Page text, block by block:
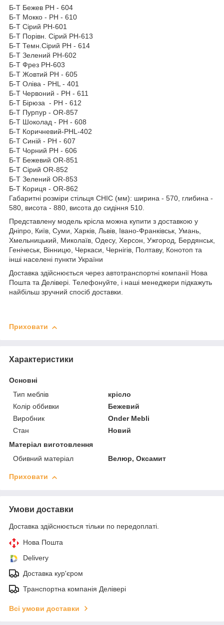
Б-Т Бежев PH - 604
Б-Т Mокко - PH - 610
Б-Т Сірий PH-601
Б-Т Порівн. Сірий PH-613
Б-Т Темн.Сірий PH - 614
Б-Т Зелений PH-602
Б-Т Фрез PH-603
Б-Т Жовтий PH - 605
Б-Т Оліва - PHL - 401
Б-Т Червоний - PH - 611
Б-Т Бірюза - PH - 612
Б-Т Пурпур - OR-857
Б-Т Шоколад - PH - 608
Б-Т Коричневий-PHL-402
Б-Т Синій - PH - 607
Б-Т Чорний PH - 606
Б-Т Бежевий OR-851
Б-Т Сірий OR-852
Б-Т Зелений OR-853
Б-Т Кориця - OR-862
Габаритні розміри стільця CHIC (мм): ширина - 570, глибина -
580, висота - 880, висота до сидіння 510.
Представлену модель крісла можна купити з доставкою у
Дніпро, Київ, Суми, Харків, Львів, Івано-Франківськ, Умань,
Хмельницький, Миколаїв, Одесу, Херсон, Ужгород, Бердянськ,
Генічеськ, Вінницю, Черкаси, Чернігів, Полтаву, Конотоп та
інші населені пункти України
Доставка здійснюється через автотранспортні компанії Нова
Пошта та Делівері. Телефонуйте, і наші менеджери підкажуть
найбільш зручний спосіб доставки.
Приховати
Характеристики
Основні
Тип меблів
крісло
Колір оббивки
Бежевий
Виробник
Onder Mebli
Стан
Новий
Матеріал виготовлення
Обивний матеріал
Велюр, Оксамит
Приховати
Умови доставки
Доставка здійснюється тільки по передоплаті.
Нова Пошта
Delivery
Доставка кур'єром
Транспортна компанія Делівері
Всі умови доставки